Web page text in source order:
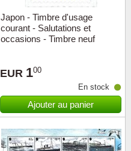
Japon - Timbre d'usage
courant - Salutations et
occasions - Timbre neuf
EUR 100
En stock
Ajouter au panier